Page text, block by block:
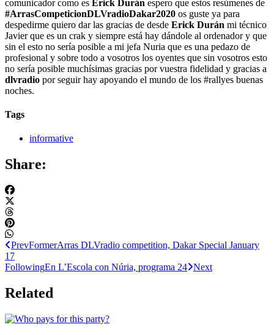
comunicador como es Erick Durán espero que estos resúmenes de
#ArrasCompeticionDLVradioDakar2020 os guste ya para
despedirme quiero dar las gracias de desde Erick Durán mi técnico
Javier que es un crak y siempre está hay dándole al ordenador y que
sin el esto no sería posible a mi jefa Nuria que es una pedazo de
profesional y sobre todo a vosotros los oyentes que sin vosotros esto
no sería posible muchísimas gracias por vuestra fidelidad y gracias a
dlvradio por seguir hay apoyando el mundo de los #rallyes buenas
noches.
Tags
informative
Share:
PrevFormerArras DLVradio competition, Dakar Special January
17
FollowingEn L’Escola con Núria, programa 24 Next
Related